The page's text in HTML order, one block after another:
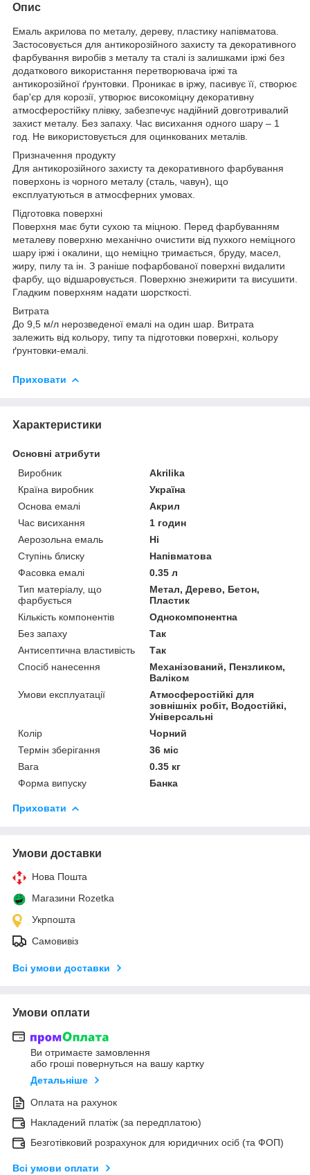
Опис
Емаль акрилова по металу, дереву, пластику напівматова.
Застосовується для антикорозійного захисту та декоративного
фарбування виробів з металу та сталі із залишками іржі без
додаткового використання перетворювача іржі та
антикорозійної ґрунтовки. Проникає в іржу, пасивує її, створює
бар'єр для корозії, утворює високоміцну декоративну
атмосферостійку плівку, забезпечує надійний довготривалий
захист металу. Без запаху. Час висихання одного шару – 1
год. Не використовується для оцинкованих металів.
Призначення продукту
Для антикорозійного захисту та декоративного фарбування
поверхонь із чорного металу (сталь, чавун), що
експлуатуються в атмосферних умовах.
Підготовка поверхні
Поверхня має бути сухою та міцною. Перед фарбуванням
металеву поверхню механічно очистити від пухкого неміцного
шару іржі і окалини, що неміцно тримається, бруду, масел,
жиру, пилу та ін. З раніше пофарбованої поверхні видалити
фарбу, що відшаровується. Поверхню знежирити та висушити.
Гладким поверхням надати шорсткості.
Витрата
До 9,5 м/л нерозведеної емалі на один шар. Витрата
залежить від кольору, типу та підготовки поверхні, кольору
ґрунтовки-емалі.
Приховати
Характеристики
Основні атрибути
Виробник
Akrilika
Країна виробник
Україна
Основа емалі
Акрил
Час висихання
1 годин
Аерозольна емаль
Ні
Ступінь блиску
Напівматова
Фасовка емалі
0.35 л
Тип матеріалу, що
фарбується
Метал, Дерево, Бетон,
Пластик
Кількість компонентів
Однокомпонентна
Без запаху
Так
Антисептична властивість
Так
Спосіб нанесення
Механізований, Пензликом,
Валіком
Умови експлуатації
Атмосферостійкі для
зовнішніх робіт, Водостійкі,
Універсальні
Колір
Чорний
Термін зберігання
36 міс
Вага
0.35 кг
Форма випуску
Банка
Приховати
Умови доставки
Нова Пошта
Магазини Rozetka
Укрпошта
Самовивіз
Всі умови доставки
Умови оплати
Ви отримаєте замовлення
або гроші повернуться на вашу картку
Детальніше
Оплата на рахунок
Накладений платіж (за передплатою)
Безготівковий розрахунок для юридичних осіб (та ФОП)
Всі умови оплати